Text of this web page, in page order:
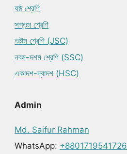
ষষ্ঠ শ্রেণি
সপ্তম শ্রেণি
অষ্টম শ্রেণি (JSC)
নবম-দশম শ্রেণি (SSC)
একাদশ-দ্বাদশ (HSC)
Admin
Md. Saifur Rahman
WhatsApp: +8801719541726